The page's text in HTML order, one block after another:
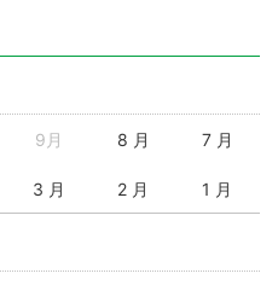
9月 8 月 7 月
3 月 2 月 1 月